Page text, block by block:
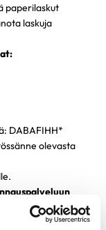
paperilaskut
laskuja
DABAFIHH*
olevasta
ainoastaan laskuja.
muotoisina